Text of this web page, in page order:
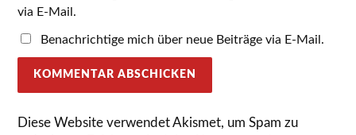
via E-Mail.
Benachrichtige mich über neue Beiträge via E-Mail.
Diese Website verwendet Akismet, um Spam zu